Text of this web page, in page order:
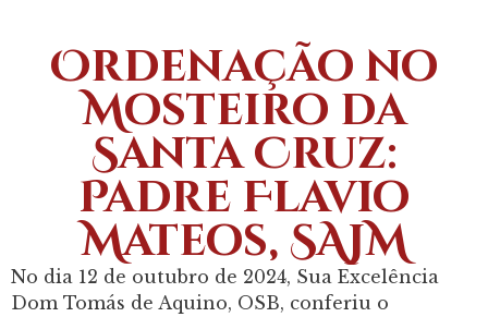
Ordenação no
Mosteiro da
Santa Cruz:
Padre Flavio
Mateos, SAJM
No dia 12 de outubro de 2024, Sua Excelência
Dom Tomás de Aquino, OSB, conferiu o